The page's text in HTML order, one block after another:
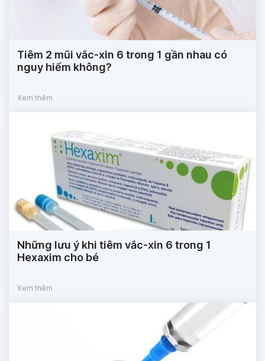
Tiêm 2 mũi vắc-xin 6 trong 1 gần nhau có
nguy hiểm không?
Xem thêm
Những lưu ý khi tiêm vắc-xin 6 trong 1
Hexaxim cho bé
Xem thêm